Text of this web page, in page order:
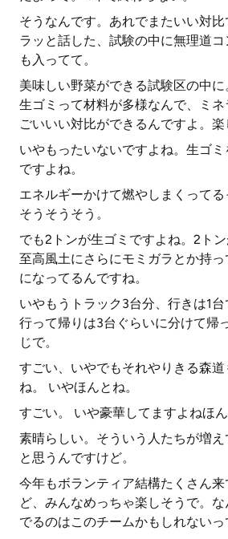
そうなんです。あれでまたいい対
ラッと話した、試験の中に無理道
も入ってて。
美味しい野菜ができる試験区の中に
生ゴミって材料が多様なんで、ミ
ごいいい対比ができるんですよ。楽
いやもったいないですよね。生ゴ
ですよね。
エネルギーかけて燃やしまくってる
そうそうそう。
でも2トンが生ゴミですよね。2トン
至高風土にさらにモミガラとか持
になってるんですね。
いやもうトラック3台分、行きは1
行って帰りは3台ぐらいに分けて帰
じで。
すごい、いやでもそれやりきる森
ね。 いやほんとね。
すごい。 いや豪華してますよねほん
素晴らしい。そういう人たちが増
と思うんですけど。
今年もボランティア結構たくさん
ど、みんなめっちゃ楽しそうで。
でるのはこのチームかもしれないっ